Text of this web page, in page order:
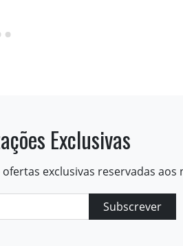
Exclusivas
exclusivas reservadas aos
Subscrever